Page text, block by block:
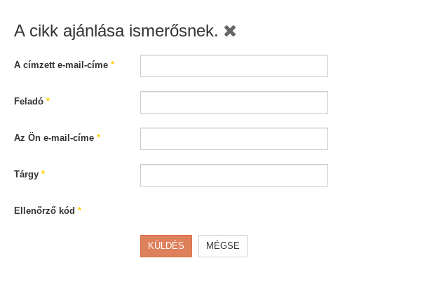
A cikk ajánlása ismerősnek.
A címzett e-mail-címe *
Feladó *
Az Ön e-mail-címe *
Tárgy *
Ellenőrző kód *
KÜLDÉS MÉGSE